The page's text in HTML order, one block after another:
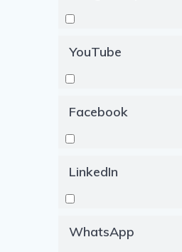
YouTube
Facebook
LinkedIn
WhatsApp